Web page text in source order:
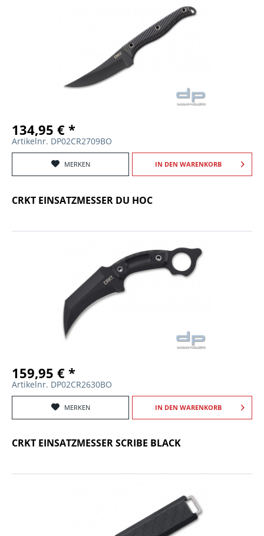
134,95 € *
Artikelnr. DP02CR2709BO
MERKEN IN DEN WARENKORB
CRKT EINSATZMESSER DU HOC
159,95 € *
Artikelnr. DP02CR2630BO
MERKEN IN DEN WARENKORB
CRKT EINSATZMESSER SCRIBE BLACK